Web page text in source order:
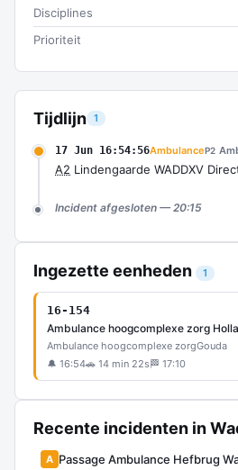
Tijdlijn 1
17 Jun 16:54:56AmbulanceP2
A2 Lindengaarde WADDXV
Incident afgesloten — 20:15
Ingezette eenheden 1
16-154
Ambulance hoogcomplexe zorg
Ambulance hoogcomplexe zorgGouda
🔔 16:54🚗 14 min 22s 🏁 17:10
Recente incidenten in
A Passage Ambulance Hefbrug
Disciplines
Prioriteit